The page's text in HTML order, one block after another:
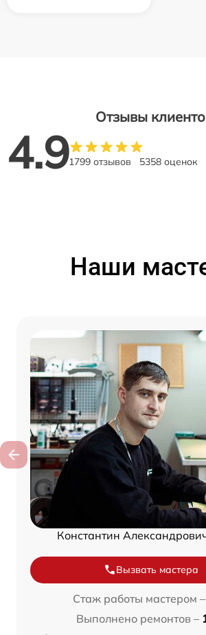
Отзывы
4.91799 отзывов 5358 оценок
Наши
Константин
Вызвать мастера
Стаж работы мастером –
Выполнено ремонтов –